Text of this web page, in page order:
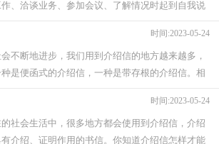
、洽谈业务、参加会议、了解情况时起到自我说
时间:2023-05-24
不断地进步，我们用到介绍信的地方越来越多，
是便函式的介绍信，一种是带存根的介绍信。相
时间:2023-05-24
社会生活中，很多地方都会使用到介绍信，介绍
介绍、证明作用的书信。你知道介绍信怎样才能